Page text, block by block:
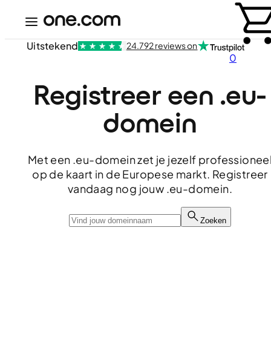
0
Uitstekend 24.792 reviews on
Registreer een .eu-
domein
Met een .eu-domein zet je jezelf
op de kaart in de Europese markt. Registreer
vandaag nog jouw .eu-domein.
Zoeken